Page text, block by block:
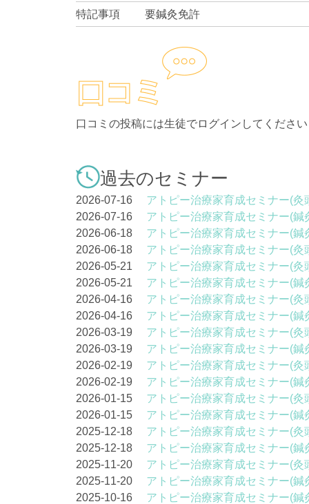
特記事項 要鍼灸免許
口コミの投稿には生徒でログインしてください
過去のセミナー
2026-07-16 アトピー治療家育成セミナー(灸
2026-07-16 アトピー治療家育成セミナー(鍼
2026-06-18 アトピー治療家育成セミナー(鍼
2026-06-18 アトピー治療家育成セミナー(灸
2026-05-21 アトピー治療家育成セミナー(灸
2026-05-21 アトピー治療家育成セミナー(鍼
2026-04-16 アトピー治療家育成セミナー(灸
2026-04-16 アトピー治療家育成セミナー(鍼
2026-03-19 アトピー治療家育成セミナー(灸
2026-03-19 アトピー治療家育成セミナー(鍼
2026-02-19 アトピー治療家育成セミナー(灸
2026-02-19 アトピー治療家育成セミナー(鍼
2026-01-15 アトピー治療家育成セミナー(灸
2026-01-15 アトピー治療家育成セミナー(鍼
2025-12-18 アトピー治療家育成セミナー(灸
2025-12-18 アトピー治療家育成セミナー(鍼
2025-11-20 アトピー治療家育成セミナー(灸
2025-11-20 アトピー治療家育成セミナー(鍼
2025-10-16 アトピー治療家育成セミナー(鍼